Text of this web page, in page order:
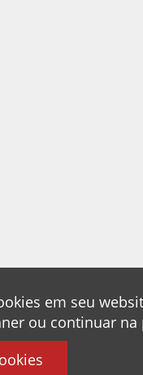
em seu
ou continuar